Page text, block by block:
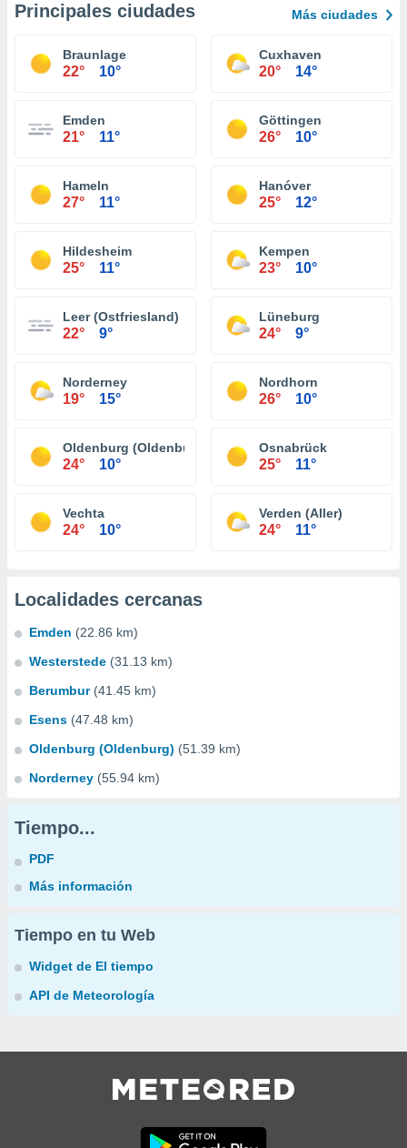
Principales ciudades Más ciudades
Braunlage
22° 10°
Cuxhaven
20° 14°
Emden
21° 11°
Göttingen
26° 10°
Hameln
27° 11°
Hanóver
25° 12°
Hildesheim
25° 11°
Kempen
23° 10°
Leer (Ostfriesland)
22° 9°
Lüneburg
24° 9°
Norderney
19° 15°
Nordhorn
26° 10°
Oldenburg (Oldenburg)
24° 10°
Osnabrück
25° 11°
Vechta
24° 10°
Verden (Aller)
24° 11°
Localidades cercanas
Emden (22.86 km)
Westerstede (31.13 km)
Berumbur (41.45 km)
Esens (47.48 km)
Oldenburg (Oldenburg) (51.39 km)
Norderney (55.94 km)
Tiempo...
PDF
Más información
Tiempo en tu Web
Widget de El tiempo
API de Meteorología